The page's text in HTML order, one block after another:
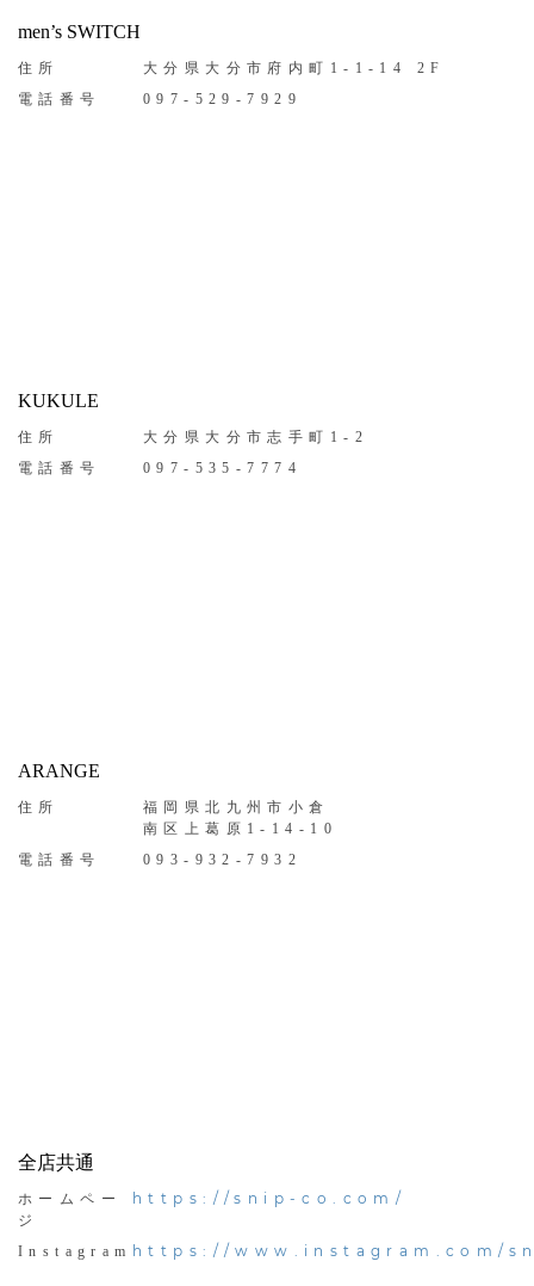
men’s SWITCH
住所
大分県大分市府内町1-1-14 2F
電話番号
097-529-7929
KUKULE
住所
大分県大分市志手町1-2
電話番号
097-535-7774
ARANGE
住所
福岡県北九州市小倉
南区上葛原1-14-10
電話番号
093-932-7932
全店共通
ホームペー
ジ
https://snip-co.com/
Instagram https://www.instagram.com/